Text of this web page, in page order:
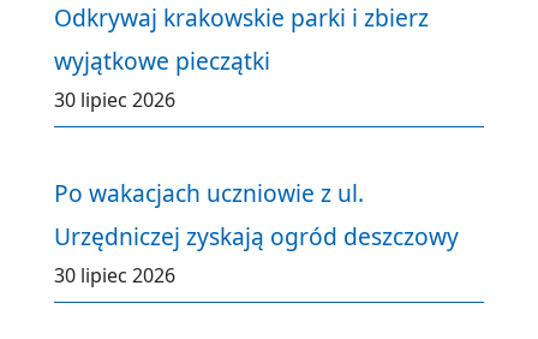
Odkrywaj krakowskie parki i zbierz
wyjątkowe pieczątki
30 lipiec 2026
Po wakacjach uczniowie z ul.
Urzędniczej zyskają ogród deszczowy
30 lipiec 2026